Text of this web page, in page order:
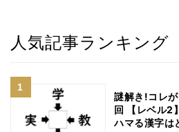
人気記事ランキング
謎解き!コレ
回 【レベル2
ハマる漢字は